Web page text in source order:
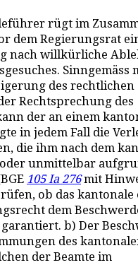
rügt im
dem Regierungsrat
nach willkürliche
Sinngemäss
des rechtlichen
Rechtsprechung des
der an einem
in jedem Fall die
die ihm nach dem
unmittelbar
105 Ia 276mit
ob das kantonale
dem
b) Der
des
der Beamte im